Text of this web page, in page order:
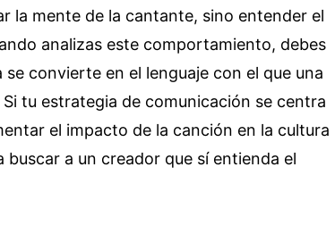
la mente de la cantante, sino entender el
analizas este comportamiento, debes
convierte en el lenguaje con el que una
tu estrategia de comunicación se centra
el impacto de la canción en la cultura
a un creador que sí entienda el